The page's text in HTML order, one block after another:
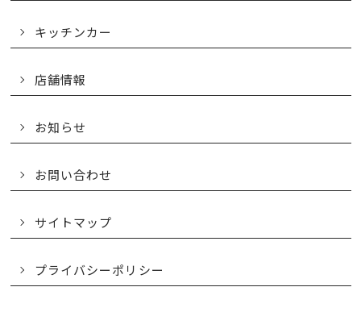
キッチンカー
店舗情報
お知らせ
お問い合わせ
サイトマップ
プライバシーポリシー